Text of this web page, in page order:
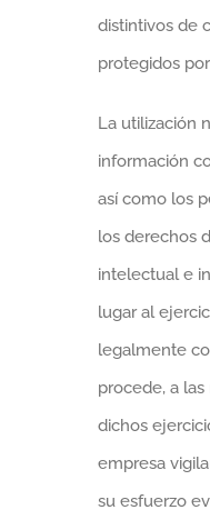
distintivos de
protegidos
La utilización
información
así como los
los derechos
intelectual e
lugar al
legalmente
procede, a
dichos
empresa
su esfuerzo